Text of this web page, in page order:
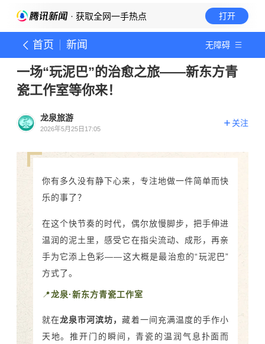
· 获取全网一手热点 打开
首页 新闻 无障碍
一场“玩泥巴”的治愈之旅——新东方青
瓷工作室等你来！
龙泉旅游
2026年5月25日17:05
关注
你有多久没有静下心来，专注地做一件简单而快
乐的事了？
在这个快节奏的时代，偶尔放慢脚步，把手伸进
温润的泥土里，感受它在指尖流动、成形，再亲
手为它添上色彩——这大概是最治愈的“玩泥巴”
方式了。
📍龙泉·新东方青瓷工作室
就在龙泉市河滨坊，藏着一间充满温度的手作小
天地。推开门的瞬间，青瓷的温润气息扑面而